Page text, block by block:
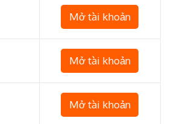
Mở tài khoản
Mở tài khoản
Mở tài khoản